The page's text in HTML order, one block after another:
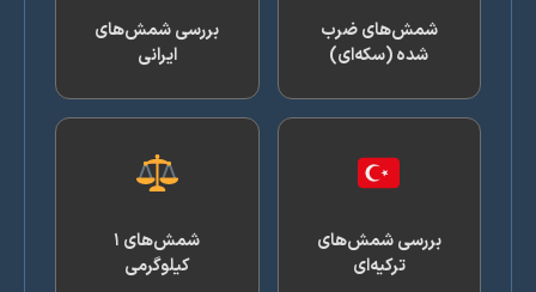
شمش‌های ضرب
شده (سکه‌ای)
بررسی شمش‌های
بررسی شمش‌های
شمش‌های ۱
کیلوگرمی